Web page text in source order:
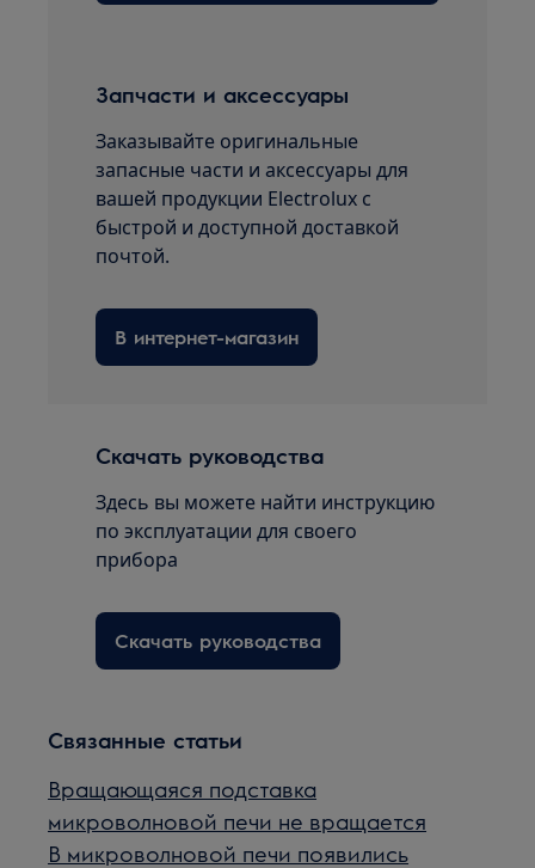
Запчасти и аксессуары
Заказывайте оригинальные
запасные части и аксессуары для
вашей продукции Electrolux с
быстрой и доступной доставкой
почтой.
В интернет-магазин
Скачать руководства
Здесь вы можете найти инструкцию
по эксплуатации для своего
прибора
Скачать руководства
Связанные статьи
Вращающаяся подставка
микроволновой печи не вращается
В микроволновой печи появились